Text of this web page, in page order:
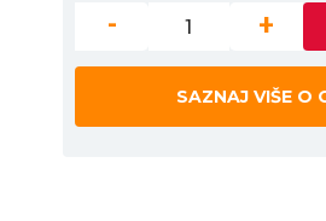
- +
SAZNAJ VIŠE O